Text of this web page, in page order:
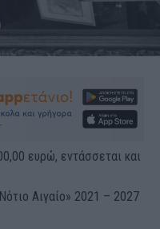
ευρώ, εντάσσεται και
Αιγαίο» 2021 – 2027